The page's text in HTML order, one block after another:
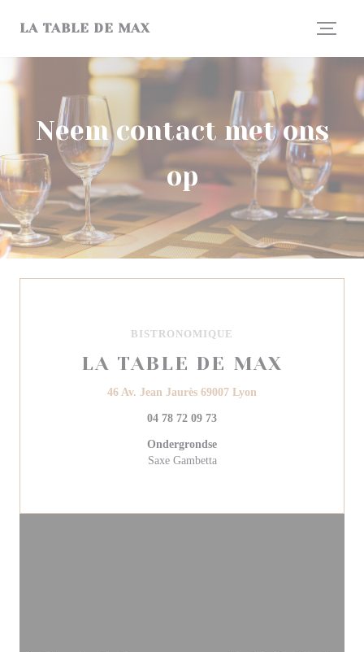
LA TABLE DE MAX
Neem contact met ons
op
BISTRONOMIQUE
LA TABLE DE MAX
46 Av. Jean Jaurès 69007 Lyon
04 78 72 09 73
Ondergrondse
Saxe Gambetta